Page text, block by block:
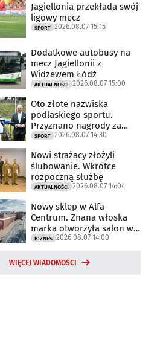
Jagiellonia przekłada swój
ligowy mecz
SPORT 2026.08.07 15:15
Dodatkowe autobusy na
mecz Jagiellonii z
Widzewem Łódź
AKTUALNOŚCI 2026.08.07 15:00
Oto złote nazwiska
podlaskiego sportu.
Przyznano nagrody za
2025 rok
SPORT 2026.08.07 14:30
Nowi strażacy złożyli
ślubowanie. Wkrótce
rozpoczną służbę
AKTUALNOŚCI 2026.08.07 14:04
Nowy sklep w Alfa
Centrum. Znana włoska
marka otworzyła salon w
Białymstoku
BIZNES 2026.08.07 14:00
WIĘCEJ WIADOMOŚCI